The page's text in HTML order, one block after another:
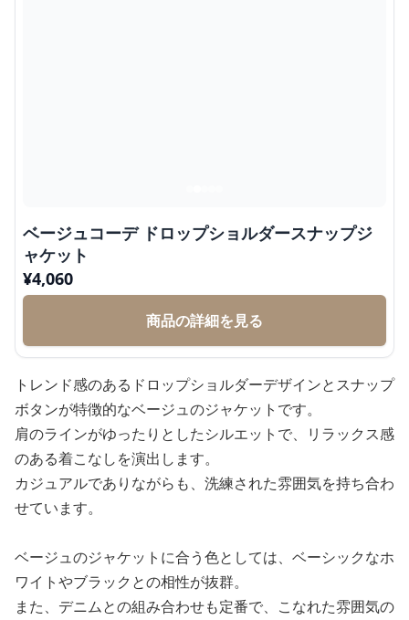
ベージュコーデ ドロップショルダースナップジ
ャケット
¥4,060
商品の詳細を見る
トレンド感のあるドロップショルダーデザインとスナップ
ボタンが特徴的なベージュのジャケットです。
肩のラインがゆったりとしたシルエットで、リラックス感
のある着こなしを演出します。
カジュアルでありながらも、洗練された雰囲気を持ち合わ
せています。
ベージュのジャケットに合う色としては、ベーシックなホ
ワイトやブラックとの相性が抜群。
また、デニムとの組み合わせも定番で、こなれた雰囲気の